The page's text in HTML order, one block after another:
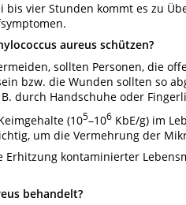
vier Stunden kommt es zu
aureus schützen?
sollten Personen, die
bzw. die Wunden sollten so
durch Handschuhe oder
(105–106 KbE/g) im
um die Vermehrung der
kontaminierter
behandelt?